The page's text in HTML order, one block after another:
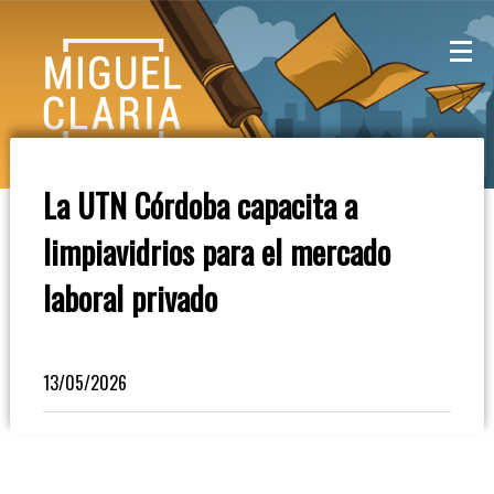
Mesa
Café
Columna
Radioinforme
3
La UTN Córdoba capacita a
limpiavidrios para el mercado
laboral privado
13/05/2026